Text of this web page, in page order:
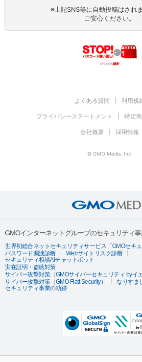
※上記SNS等に自動投稿はされ
ご安心ください。
よくある質問 利用規
プライバシーステートメント 特定
会社概要 採用情報
© GMO Media, Inc.
GMOインターネットグループのセキュリティ
世界初総合ネットセキュリティサービス「GMOセキュ
パスワード漏洩診断
Webサイトリスク診断
セキュリティ相談AIチャットボット
実在証明・盗聴対策
サイバー攻撃対策（GMOサイバーセキュリティ byイエ
サイバー攻撃対策（GMO Flatt Security）
なりすま
セキュリティ事業の軌跡